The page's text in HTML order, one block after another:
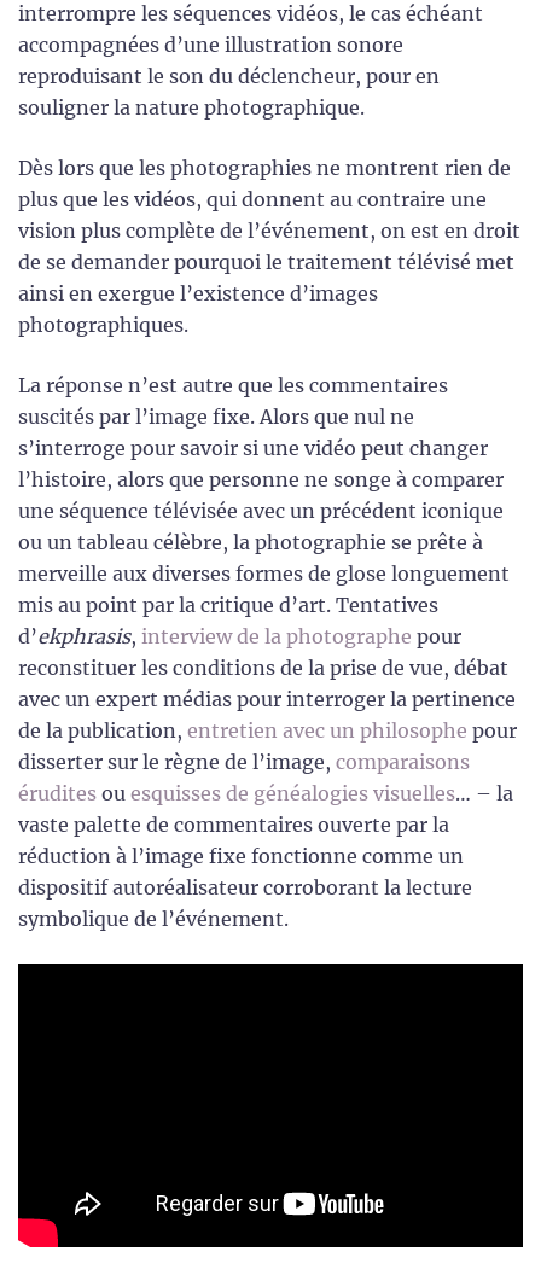
interrompre les séquences vidéos, le cas échéant
accompagnées d’une illustration sonore
reproduisant le son du déclencheur, pour en
souligner la nature photographique.
Dès lors que les photographies ne montrent rien de
plus que les vidéos, qui donnent au contraire une
vision plus complète de l’événement, on est en droit
de se demander pourquoi le traitement télévisé met
ainsi en exergue l’existence d’images
photographiques.
La réponse n’est autre que les commentaires
suscités par l’image fixe. Alors que nul ne
s’interroge pour savoir si une vidéo peut changer
l’histoire, alors que personne ne songe à comparer
une séquence télévisée avec un précédent iconique
ou un tableau célèbre, la photographie se prête à
merveille aux diverses formes de glose longuement
mis au point par la critique d’art. Tentatives
d’ekphrasis, interview de la photographe pour
reconstituer les conditions de la prise de vue, débat
avec un expert médias pour interroger la pertinence
de la publication, entretien avec un philosophe pour
disserter sur le règne de l’image, comparaisons
érudites ou esquisses de généalogies visuelles… – la
vaste palette de commentaires ouverte par la
réduction à l’image fixe fonctionne comme un
dispositif autoréalisateur corroborant la lecture
symbolique de l’événement.